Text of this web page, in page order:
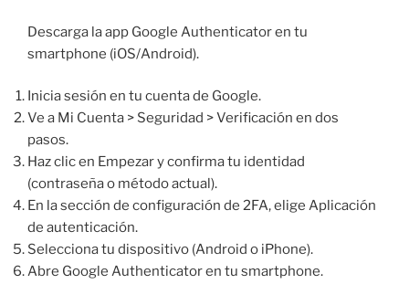
Descarga la app Google Authenticator en tu
smartphone (iOS/Android).
Inicia sesión en tu cuenta de Google.
Ve a Mi Cuenta > Seguridad > Verificación en dos
pasos.
Haz clic en Empezar y confirma tu identidad
(contraseña o método actual).
En la sección de configuración de 2FA, elige Aplicación
de autenticación.
Selecciona tu dispositivo (Android o iPhone).
Abre Google Authenticator en tu smartphone.